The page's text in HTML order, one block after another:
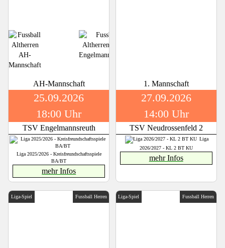
AH-Mannschaft
25.09.2026
18:00 Uhr
TSV Engelmannsreuth
Liga 2025/2026 - Kreisfreundschaftsspiele
BA/BT
mehr Infos
1. Mannschaft
27.09.2026
14:00 Uhr
TSV Neudrossenfeld 2
Liga
2026/2027 - KL 2 BT KU
mehr Infos
Liga-Spiel Fussball Herren Liga-Spiel Fussball Herren